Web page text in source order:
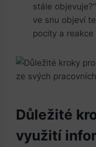
stále
ve snu objeví
pocity a
Důležité
využití